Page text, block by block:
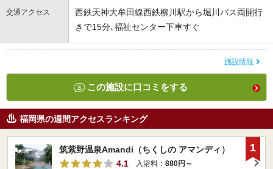
交通アクセス
西鉄天神大牟田線西鉄柳川駅から堀川バス両開行
きで15分､福祉センター下車すぐ
施設情報
この施設に口コミをする
福岡県の週間アクセスランキング
筑紫野温泉Amandi（ちくしの アマンディ）
4.1
入浴料： 880円～
1